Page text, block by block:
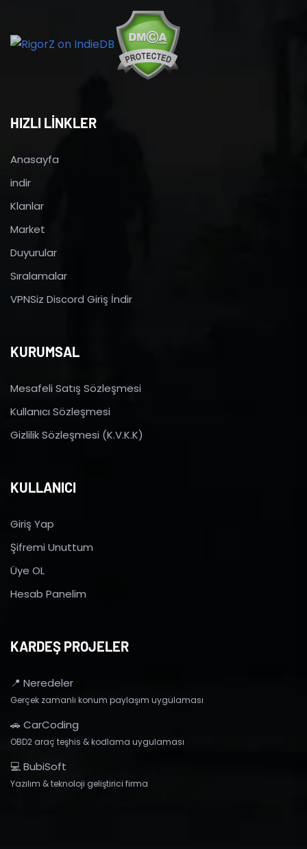
HIZLI LİNKLER
Anasayfa
indir
Klanlar
Market
Duyurular
Sıralamalar
VPNSiz Discord Giriş İndir
KURUMSAL
Mesafeli Satış Sözleşmesi
Kullanıcı Sözleşmesi
Gizlilik Sözleşmesi (K.V.K.K)
KULLANICI
Giriş Yap
Şifremi Unuttum
Üye OL
Hesab Panelim
KARDEŞ PROJELER
📍 Neredeler
Gerçek zamanlı konum paylaşım uygulaması
🚗 CarCoding
OBD2 araç teşhis & kodlama uygulaması
💻 BubiSoft
Yazılım & teknoloji geliştirici firma